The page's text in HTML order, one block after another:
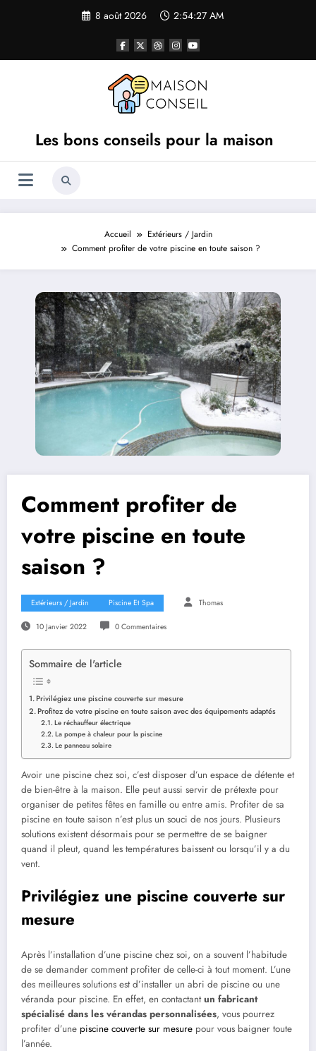
8 août 2026 2:54:27 AM
Les bons conseils pour la maison
Accueil
Extérieurs / Jardin
Comment profiter de votre piscine en toute saison ?
Comment profiter de
votre piscine en toute
saison ?
Extérieurs / Jardin Piscine Et Spa Thomas
10 Janvier 2022 0 Commentaires
Sommaire de l'article
Privilégiez une piscine couverte sur mesure
Profitez de votre piscine en toute saison avec des équipements adaptés
Le réchauffeur électrique
La pompe à chaleur pour la piscine
Le panneau solaire
Avoir une piscine chez soi, c’est disposer d’un espace de détente et
de bien-être à la maison. Elle peut aussi servir de prétexte pour
organiser de petites fêtes en famille ou entre amis. Profiter de sa
piscine en toute saison n’est plus un souci de nos jours. Plusieurs
solutions existent désormais pour se permettre de se baigner
quand il pleut, quand les températures baissent ou lorsqu’il y a du
vent.
Privilégiez une piscine couverte sur
mesure
Après l’installation d’une piscine chez soi, on a souvent l’habitude
de se demander comment profiter de celle-ci à tout moment. L’une
des meilleures solutions est d’installer un abri de piscine ou une
véranda pour piscine. En effet, en contactantun fabricant
spécialisé dans les vérandas personnalisées, vous pourrez
profiter d’une piscine couverte sur mesure pour vous baigner toute
l’année.